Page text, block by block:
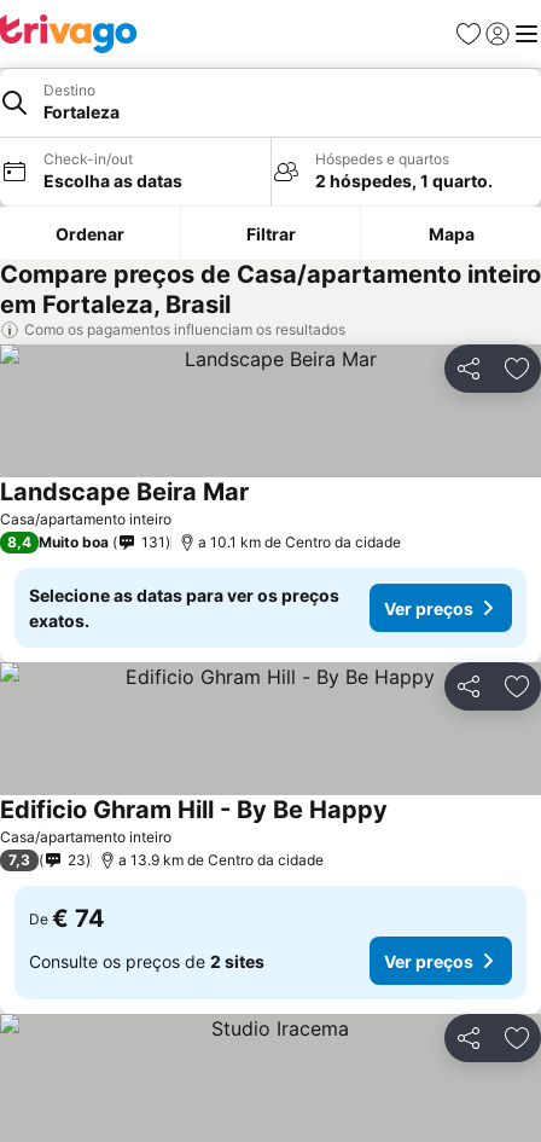
Favoritos
Iniciar
Destino
Fortaleza
Check-in/out
Escolha as datas
Hóspedes e quartos
2 hóspedes, 1 quarto.
Ordenar Filtrar Mapa
Compare preços de Casa/apartamento inteiro
em Fortaleza, Brasil
Como os pagamentos influenciam os resultados
Partilhar
Casa/apartamento inteiro
Landscape Beira Mar
8,4 Muito boa 131 a 10.1 km de Centro da cidade
Selecione as datas para ver os preços
exatos.
Ver preços
Partilhar
Casa/apartamento inteiro
Edificio Ghram Hill - By Be Happy
7,3 23 a 13.9 km de Centro da cidade
De € 74
Consulte os preços de 2 sites Ver preços
Partilhar